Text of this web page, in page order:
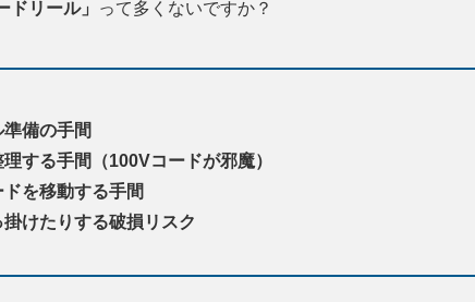
ドリール」
って多くないですか？
備の手間
する手間（100Vコードが邪魔）
を移動する手間
けたりする破損リスク